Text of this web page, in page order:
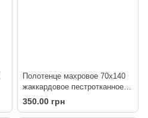
Полотенце махровое 70х140
жаккардовое пестротканное
Ромбы сине-серые
350.00 грн